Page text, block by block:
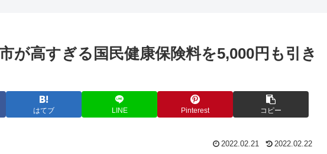
が高すぎる国民健康保険料を5,000円も引き
はてブ LINE Pinterest コピー
2022.02.21 2022.02.22